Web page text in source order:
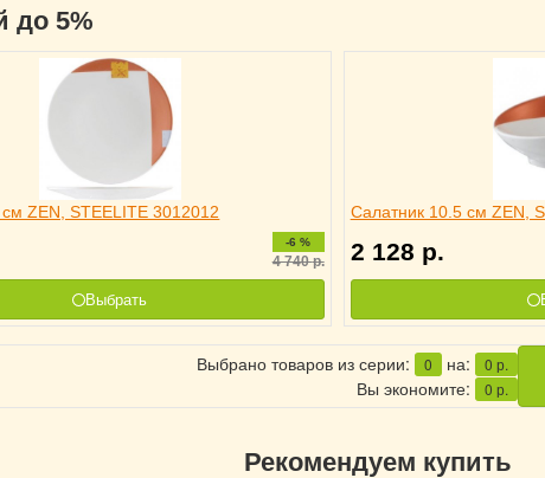
до 5%
ZEN, STEELITE 3012012
-6 %
4 740р.
Выбрать
Салатник 10.5 см ZEN,
2 128 р.
Выбрано товаров из серии: 0 на: 0 р.
Вы экономите: 0 р.
Рекомендуем купить